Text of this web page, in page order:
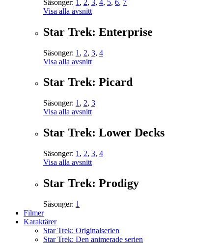
Säsonger: 1 , 2, 3, 4, 5, 6, 7
Visa alla avsnitt
Star Trek: Enterprise
Säsonger: 1 , 2, 3, 4
Visa alla avsnitt
Star Trek: Picard
Säsonger: 1 , 2, 3
Visa alla avsnitt
Star Trek: Lower Decks
Säsonger: 1 , 2, 3, 4
Visa alla avsnitt
Star Trek: Prodigy
Säsonger: 1
Filmer
Karaktärer
Star Trek: Originalserien
Star Trek: Den animerade serien